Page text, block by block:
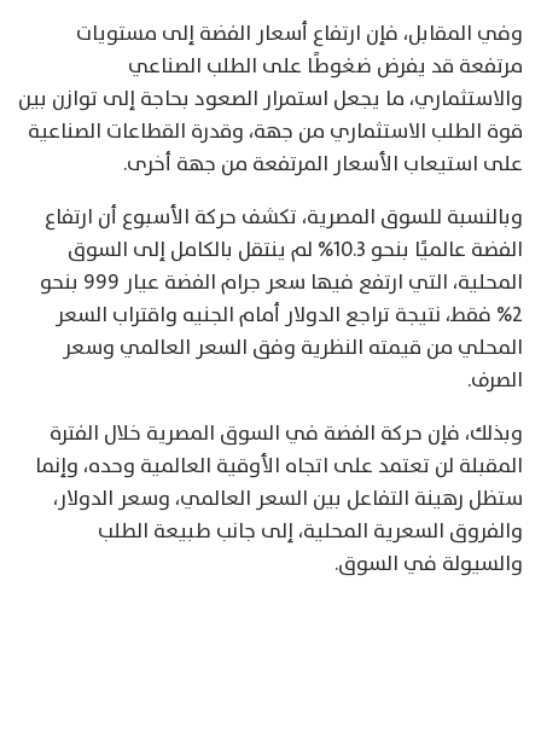
وفي المقابل، فإن ارتفاع أسعار الفضة إلى مستويات
مرتفعة قد يفرض ضغوطًا على الطلب الصناعي
والاستثماري، ما يجعل استمرار الصعود بحاجة إلى توازن بين
قوة الطلب الاستثماري من جهة، وقدرة القطاعات الصناعية
على استيعاب الأسعار المرتفعة من جهة أخرى.
وبالنسبة للسوق المصرية، تكشف حركة الأسبوع أن ارتفاع
الفضة عالميًا بنحو 10.3% لم ينتقل بالكامل إلى السوق
المحلية، التي ارتفع فيها سعر جرام الفضة عيار 999 بنحو
2% فقط، نتيجة تراجع الدولار أمام الجنيه واقتراب السعر
المحلي من قيمته النظرية وفق السعر العالمي وسعر
الصرف.
وبذلك، فإن حركة الفضة في السوق المصرية خلال الفترة
المقبلة لن تعتمد على اتجاه الأوقية العالمية وحده، وإنما
ستظل رهينة التفاعل بين السعر العالمي، وسعر الدولار،
والفروق السعرية المحلية، إلى جانب طبيعة الطلب
والسيولة في السوق.